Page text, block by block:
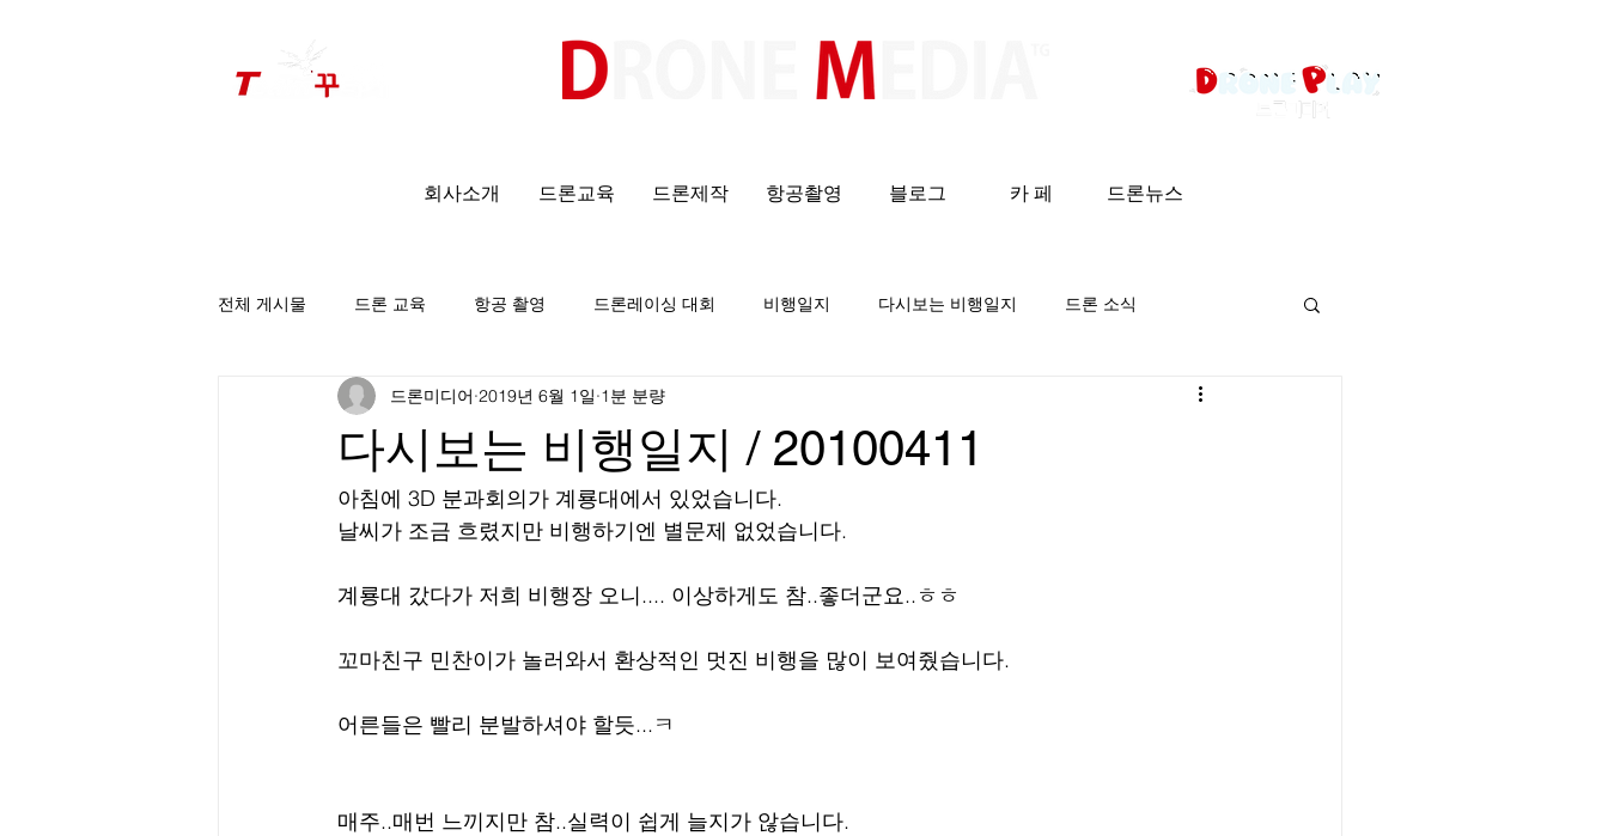
회사소개 드론교육 드론제작 항공촬영 블로그 카 페 드론뉴스
전체 게시물 드론 교육 항공 촬영 드론레이싱 대회 비행일지 다시보는 비행일지 드론 소식
팀꾸러기 소식
다시보는 비행일지 / 20100411
드론미디어 2019년 6월 1일 1분 분량
아침에 3D 분과회의가 계룡대에서 있었습니다.
날씨가 조금 흐렸지만 비행하기엔 별문제 없었습니다.
계룡대 갔다가 저희 비행장 오니.... 이상하게도 참..좋더군요..ㅎㅎ
꼬마친구 민찬이가 놀러와서 환상적인 멋진 비행을 많이 보여줬습니다.
어른들은 빨리 분발하셔야 할듯...ㅋ
매주..매번 느끼지만 참..실력이 쉽게 늘지가 않습니다.